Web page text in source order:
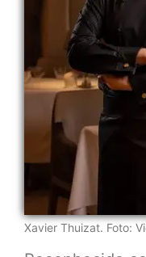
Xavier Thuizat. Foto: